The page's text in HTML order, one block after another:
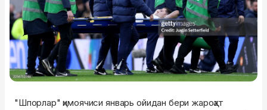
"Шпорлар" ҳимоячиси январь ойидан бери жароҳат